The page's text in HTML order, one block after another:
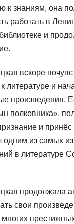
к знаниям, она
работать в
и
вскоре
литературе и
произведения.
полковника»,
и принёс
одним из самых
в литературе
продолжала
свои
многих